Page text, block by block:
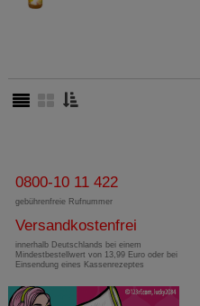
0800-10 11 422
gebührenfreie Rufnummer
Versandkostenfrei
innerhalb Deutschlands bei einem
Mindestbestellwert von 13,99 Euro oder bei
Einsendung eines Kassenrezeptes